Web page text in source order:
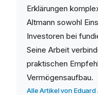
Erklärungen
Altmann sowohl
Investoren bei
Seine Arbeit
praktischen
Vermögensaufbau.
Alle Artikel von